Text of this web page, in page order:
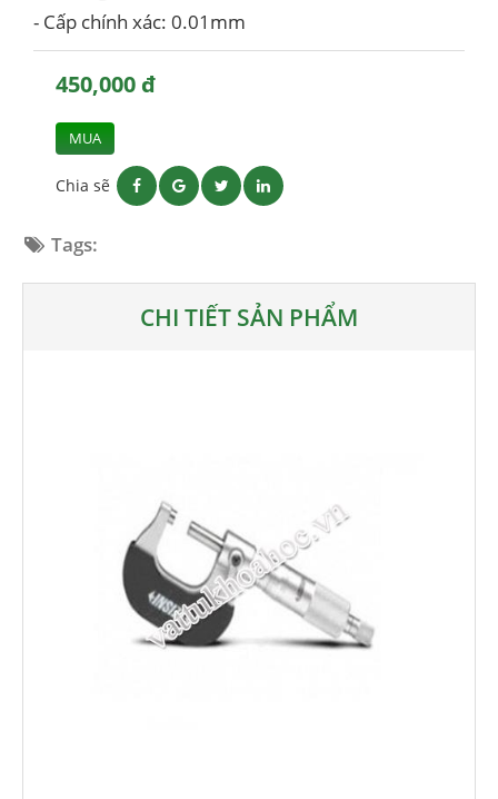
- Cấp chính xác: 0.01mm
450,000 đ
MUA
Chia sẽ
Tags:
CHI TIẾT SẢN PHẨM